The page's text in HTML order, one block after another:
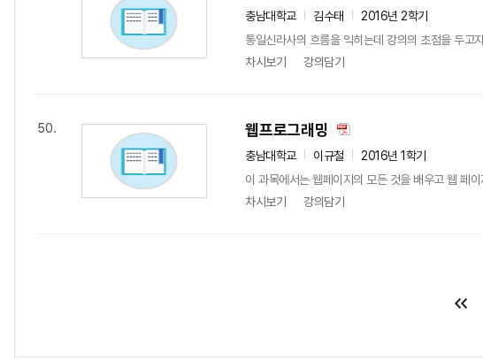
충남대학교 김수태
2016년 2학기
통일신라사의 흐름을 익히는데 강의의 초점을 두고
차시보기
강의담기
50. 웹프로그래밍
충남대학교 이규철
2016년 1학기
이 과목에서는 웹페이지의 모든 것을 배우고 웹
차시보기
강의담기